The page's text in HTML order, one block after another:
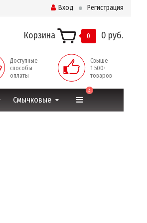
Вход Регистрация
Корзина 0 0 руб.
Доступные
способы
оплаты
Свыше
1 500+
товаров
Смычковые
3